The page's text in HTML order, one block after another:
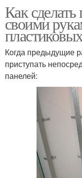
Как
своими
Когда предыдущие
приступать
панелей: